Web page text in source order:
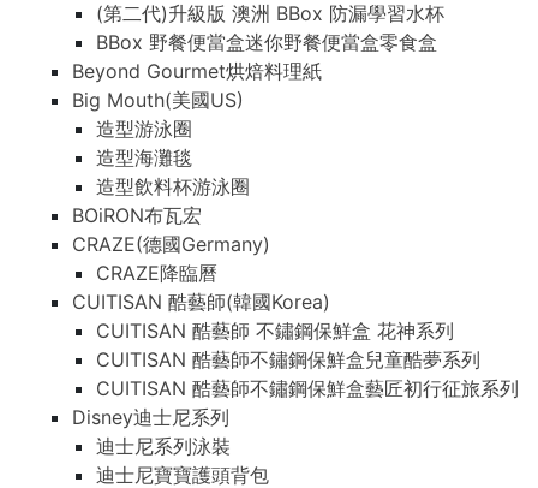
(第二代)升級版 澳洲 BBox 防漏學習水杯
BBox 野餐便當盒迷你野餐便當盒零食盒
Beyond Gourmet烘焙料理紙
Big Mouth(美國US)
造型游泳圈
造型海灘毯
造型飲料杯游泳圈
BOiRON布瓦宏
CRAZE(德國Germany)
CRAZE降臨曆
CUITISAN 酷藝師(韓國Korea)
CUITISAN 酷藝師 不鏽鋼保鮮盒 花神系列
CUITISAN 酷藝師不鏽鋼保鮮盒兒童酷夢系列
CUITISAN 酷藝師不鏽鋼保鮮盒藝匠初行征旅系列
Disney迪士尼系列
迪士尼系列泳裝
迪士尼寶寶護頭背包